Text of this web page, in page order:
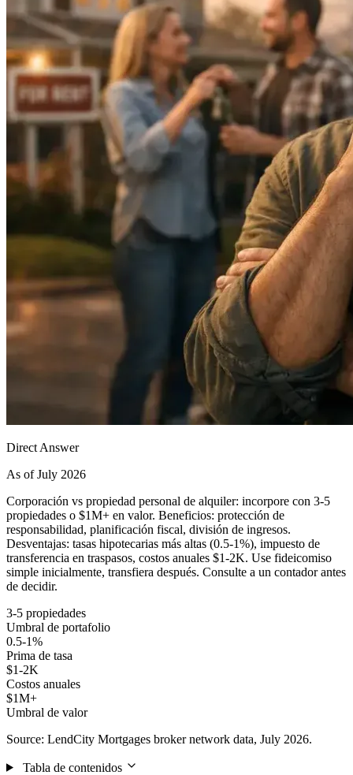
Direct Answer
As of July 2026
Corporación vs propiedad personal de alquiler: incorpore con 3-5
propiedades o $1M+ en valor. Beneficios: protección de
responsabilidad, planificación fiscal, división de ingresos.
Desventajas: tasas hipotecarias más altas (0.5-1%), impuesto de
transferencia en traspasos, costos anuales $1-2K. Use fideicomiso
simple inicialmente, transfiera después. Consulte a un contador antes
de decidir.
3-5 propiedades
Umbral de portafolio
0.5-1%
Prima de tasa
$1-2K
Costos anuales
$1M+
Umbral de valor
Source: LendCity Mortgages broker network data, July 2026.
Tabla de contenidos